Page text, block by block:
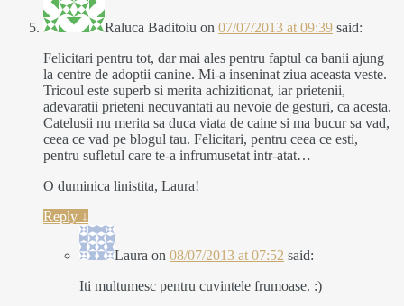
Raluca Baditoiu on 07/07/2013 at 09:39 said:
Felicitari pentru tot, dar mai ales pentru faptul ca banii ajung
la centre de adoptii canine. Mi-a inseninat ziua aceasta veste.
Tricoul este superb si merita achizitionat, iar prietenii,
adevaratii prieteni necuvantati au nevoie de gesturi, ca acesta.
Catelusii nu merita sa duca viata de caine si ma bucur sa vad,
ceea ce vad pe blogul tau. Felicitari, pentru ceea ce esti,
pentru sufletul care te-a infrumusetat intr-atat…
O duminica linistita, Laura!
Reply ↓
Laura on 08/07/2013 at 07:52 said:
Iti multumesc pentru cuvintele frumoase. :)